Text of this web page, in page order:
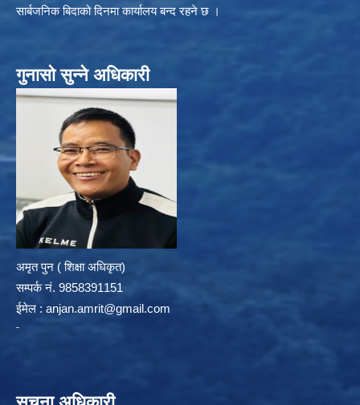
सार्बजनिक बिदाको दिनमा कार्यालय बन्द रहने छ ।
गुनासो सुन्ने अधिकारी
अमृत पुन ( शिक्षा अधिकृत)
सम्पर्क न‌ं. 9858391151
ईमेल : anjan.amrit@gmail.com